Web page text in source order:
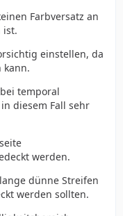
Farbversatz an
ist.
einstellen, da
kann.
temporal
diesem Fall sehr
werden.
dünne Streifen
werden sollten.